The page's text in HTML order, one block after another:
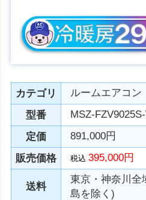
カテゴリ
ルームエアコン
型番
MSZ-
定価
891,000円
販売価格
税込395,000円
送料
東京・神奈川全
島を除く)